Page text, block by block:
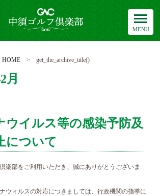
中須ゴルフ倶楽部
HOME > get_the_archive_title()
月
ウイルス等の感染予防及
について
楽部をご利用いただき、誠にありがとうございま
ウィルスの対応につきましては、行政機関の指導に